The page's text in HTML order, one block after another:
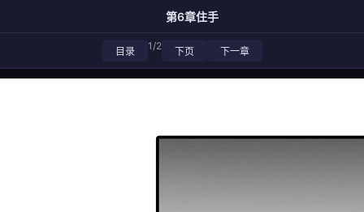
第6章住手
目录 1/2 下页 下一章